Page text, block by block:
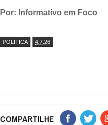
Por: Informativo em Foco
POLITICA 4.7.26
COMPARTILHE